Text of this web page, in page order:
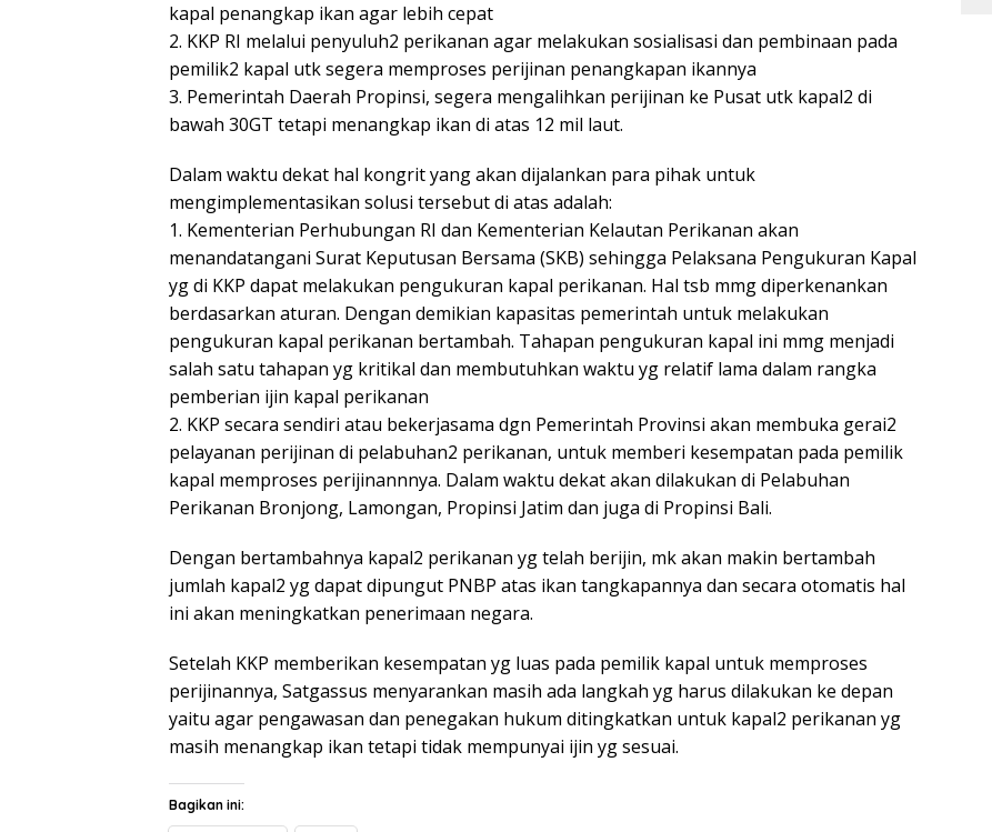
kapal penangkap ikan agar lebih cepat
2. KKP RI melalui penyuluh2 perikanan agar melakukan sosialisasi dan pembinaan pada
pemilik2 kapal utk segera memproses perijinan penangkapan ikannya
3. Pemerintah Daerah Propinsi, segera mengalihkan perijinan ke Pusat utk kapal2 di
bawah 30GT tetapi menangkap ikan di atas 12 mil laut.
Dalam waktu dekat hal kongrit yang akan dijalankan para pihak untuk
mengimplementasikan solusi tersebut di atas adalah:
1. Kementerian Perhubungan RI dan Kementerian Kelautan Perikanan akan
menandatangani Surat Keputusan Bersama (SKB) sehingga Pelaksana Pengukuran Kapal
yg di KKP dapat melakukan pengukuran kapal perikanan. Hal tsb mmg diperkenankan
berdasarkan aturan. Dengan demikian kapasitas pemerintah untuk melakukan
pengukuran kapal perikanan bertambah. Tahapan pengukuran kapal ini mmg menjadi
salah satu tahapan yg kritikal dan membutuhkan waktu yg relatif lama dalam rangka
pemberian ijin kapal perikanan
2. KKP secara sendiri atau bekerjasama dgn Pemerintah Provinsi akan membuka gerai2
pelayanan perijinan di pelabuhan2 perikanan, untuk memberi kesempatan pada pemilik
kapal memproses perijinannnya. Dalam waktu dekat akan dilakukan di Pelabuhan
Perikanan Bronjong, Lamongan, Propinsi Jatim dan juga di Propinsi Bali.
Dengan bertambahnya kapal2 perikanan yg telah berijin, mk akan makin bertambah
jumlah kapal2 yg dapat dipungut PNBP atas ikan tangkapannya dan secara otomatis hal
ini akan meningkatkan penerimaan negara.
Setelah KKP memberikan kesempatan yg luas pada pemilik kapal untuk memproses
perijinannya, Satgassus menyarankan masih ada langkah yg harus dilakukan ke depan
yaitu agar pengawasan dan penegakan hukum ditingkatkan untuk kapal2 perikanan yg
masih menangkap ikan tetapi tidak mempunyai ijin yg sesuai.
Bagikan ini: